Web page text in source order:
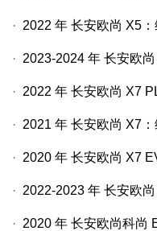
· 2022 年 长安欧尚 X5
· 2023-2024 年 长安欧尚
· 2022 年 长安欧尚 X7
· 2021 年 长安欧尚 X7
· 2020 年 长安欧尚 X7
· 2022-2023 年 长安欧尚
· 2020 年 长安欧尚科尚